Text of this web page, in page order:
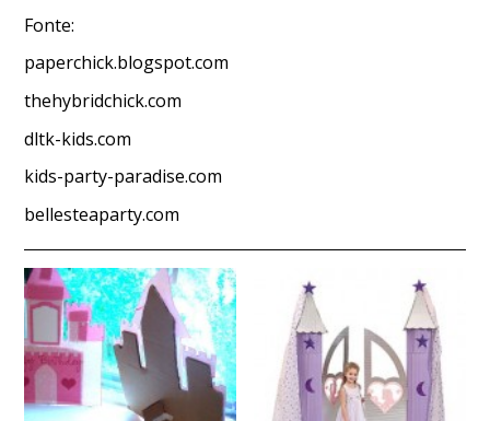
Fonte:
paperchick.blogspot.com
thehybridchick.com
dltk-kids.com
kids-party-paradise.com
bellesteaparty.com